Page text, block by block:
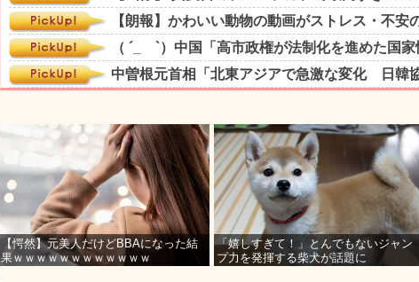
【愕然】元美人だけどBBAになった結
果ｗｗｗｗｗｗｗｗｗｗｗｗ
「嬉しすぎて！」とんでもないジャン
プ力を発揮する柴犬が話題に